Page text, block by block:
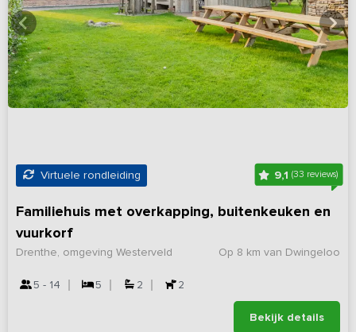
Virtuele rondleiding 9,1(33 reviews)
Familiehuis met overkapping, buitenkeuken en
vuurkorf
Op 8 km van Dwingeloo
Drenthe, omgeving Westerveld
5 - 14 5 2 2
Bekijk details